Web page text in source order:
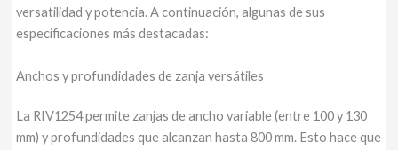
versatilidad y potencia. A continuación, algunas de sus
especificaciones más destacadas:
Anchos y profundidades de zanja versátiles
La RIV1254 permite zanjas de ancho variable (entre 100 y 130
mm) y profundidades que alcanzan hasta 800 mm. Esto hace que